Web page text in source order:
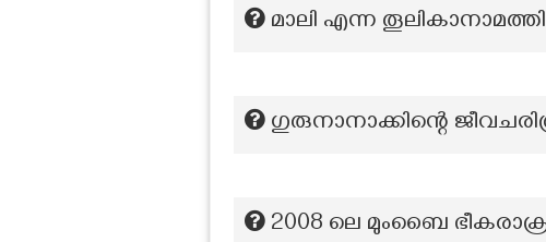
മാലി എന്ന
ഗുരുനാനാക്കിന്റെ
2008 ലെ മുംബൈ